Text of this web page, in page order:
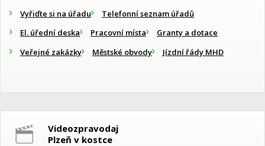
Vyřiďte si na úřadu
Telefonní seznam úřadů
El. úřední deska
Pracovní místa
Granty a dotace
Veřejné zakázky
Městské obvody Jízdní řády MHD
Videozpravodaj
Plzeň v kostce